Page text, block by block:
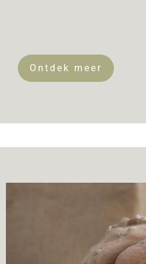
Ontdek meer